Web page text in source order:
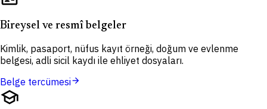
Bireysel ve resmî belgeler
Kimlik, pasaport, nüfus kayıt örneği, doğum ve evlenme
belgesi, adli sicil kaydı ile ehliyet dosyaları.
Belge tercümesiarrow_forward
school